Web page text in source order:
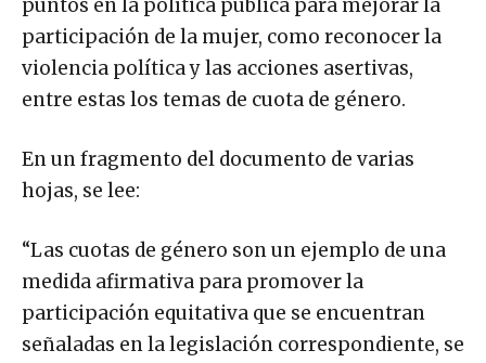
puntos en la política pública para mejorar la
participación de la mujer, como reconocer la
violencia política y las acciones asertivas,
entre estas los temas de cuota de género.
En un fragmento del documento de varias
hojas, se lee:
“Las cuotas de género son un ejemplo de una
medida afirmativa para promover la
participación equitativa que se encuentran
señaladas en la legislación correspondiente, se